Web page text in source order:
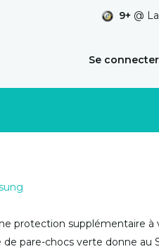
9+ @
Se connecter
protection supplémentaire à
de pare-chocs verte donne au